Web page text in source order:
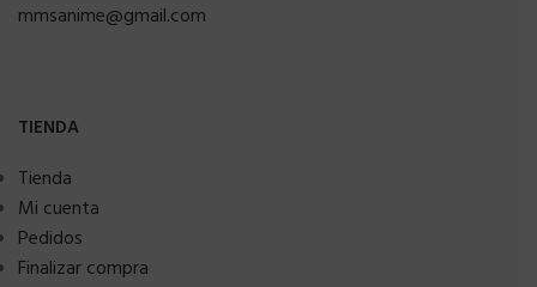
mmsanime@gmail.com
TIENDA
Tienda
Mi cuenta
Pedidos
Finalizar compra